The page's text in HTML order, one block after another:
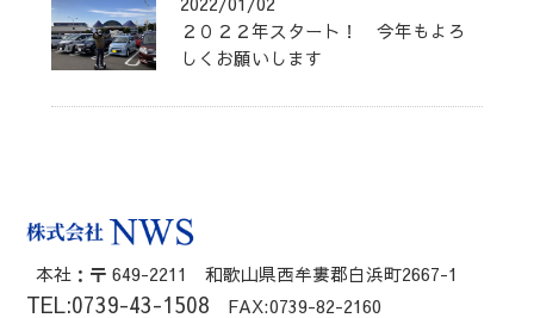
２０２２年スタート！ 今年もよろ
しくお願いします
本社：〒 649-2211 和歌山県西牟婁郡白浜町2667-1
TEL:0739-43-1508 FAX:0739-82-2160